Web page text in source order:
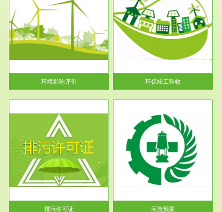
环境影响评价
服务范围
环保竣工验收
根据《建设项目环境保护管理条
例》第十七条 编制环境影响报
告书、...
环保竣工验收
排污许可证
服务范围
应急预案
根据《中华人民共和国环境保护
法》第十九条 企业事业单位应
当按照...
应急预案